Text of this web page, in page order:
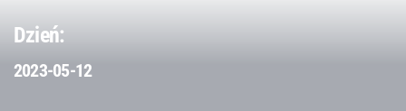
Dzień:
2023-05-12